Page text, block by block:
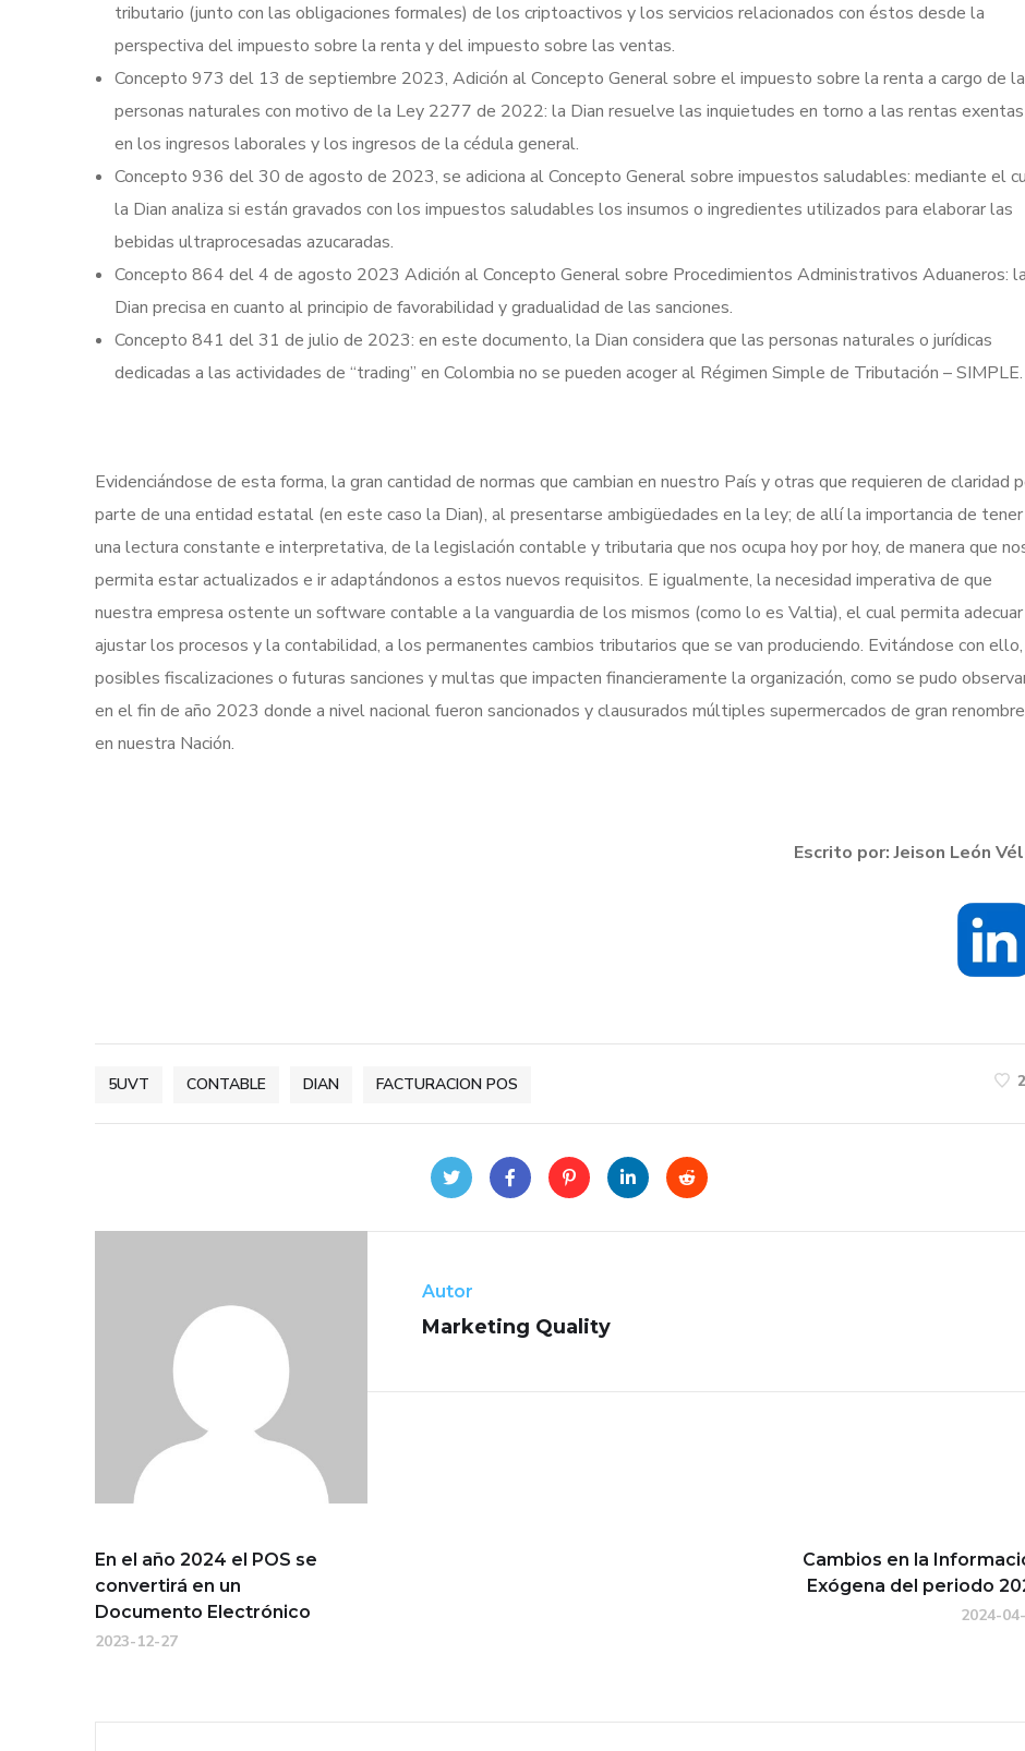
tributario (junto con las obligaciones formales) de los criptoactivos y los servicios relacionados con éstos desde la
perspectiva del impuesto sobre la renta y del impuesto sobre las ventas.
Concepto 973 del 13 de septiembre 2023, Adición al Concepto General sobre el impuesto sobre la renta a cargo de
personas naturales con motivo de la Ley 2277 de 2022: la Dian resuelve las inquietudes en torno a las rentas exentas
en los ingresos laborales y los ingresos de la cédula general.
Concepto 936 del 30 de agosto de 2023, se adiciona al Concepto General sobre impuestos saludables: mediante el
la Dian analiza si están gravados con los impuestos saludables los insumos o ingredientes utilizados para elaborar las
bebidas ultraprocesadas azucaradas.
Concepto 864 del 4 de agosto 2023 Adición al Concepto General sobre Procedimientos Administrativos Aduaneros: la
Dian precisa en cuanto al principio de favorabilidad y gradualidad de las sanciones.
Concepto 841 del 31 de julio de 2023: en este documento, la Dian considera que las personas naturales o jurídicas
dedicadas a las actividades de “trading” en Colombia no se pueden acoger al Régimen Simple de Tributación – SIMPLE.
Evidenciándose de esta forma, la gran cantidad de normas que cambian en nuestro País y otras que requieren de claridad
parte de una entidad estatal (en este caso la Dian), al presentarse ambigüedades en la ley; de allí la importancia de tener
una lectura constante e interpretativa, de la legislación contable y tributaria que nos ocupa hoy por hoy, de manera que
permita estar actualizados e ir adaptándonos a estos nuevos requisitos. E igualmente, la necesidad imperativa de que
nuestra empresa ostente un software contable a la vanguardia de los mismos (como lo es Valtia), el cual permita
ajustar los procesos y la contabilidad, a los permanentes cambios tributarios que se van produciendo. Evitándose con ello,
posibles fiscalizaciones o futuras sanciones y multas que impacten financieramente la organización, como se pudo
en el fin de año 2023 donde a nivel nacional fueron sancionados y clausurados múltiples supermercados de gran renombre
en nuestra Nación.
Escrito por: Jeison León
5UVT CONTABLE DIAN FACTURACION POS
Autor
Marketing Quality
En el año 2024 el POS se
convertirá en un
Documento Electrónico
2023-12-27
Cambios en la
Exógena del periodo
2024-